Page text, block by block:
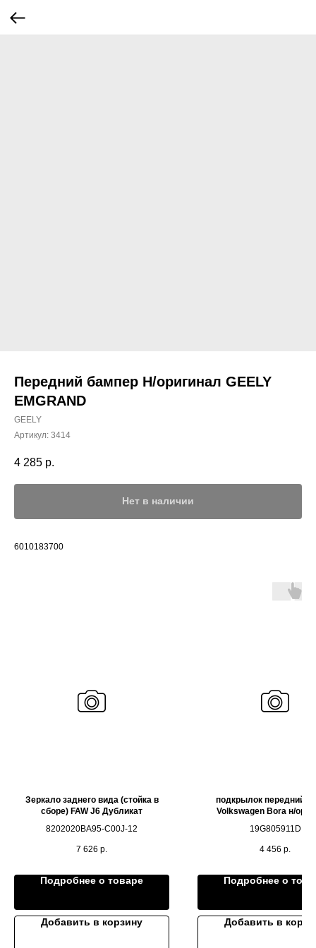
Передний бампер Н/оригинал GEELY
EMGRAND
GEELY
Артикул: 3414
4 285 р.
Нет в наличии
6010183700
Зеркало заднего вида (стойка в
сборе) FAW J6 Дубликат
8202020BA95-C00J-12
7 626 р.
Подробнее о товаре
Добавить в корзину
подкрылок передний
Volkswagen Bora н/
19G805911D
4 456 р.
Подробнее о
Добавить в